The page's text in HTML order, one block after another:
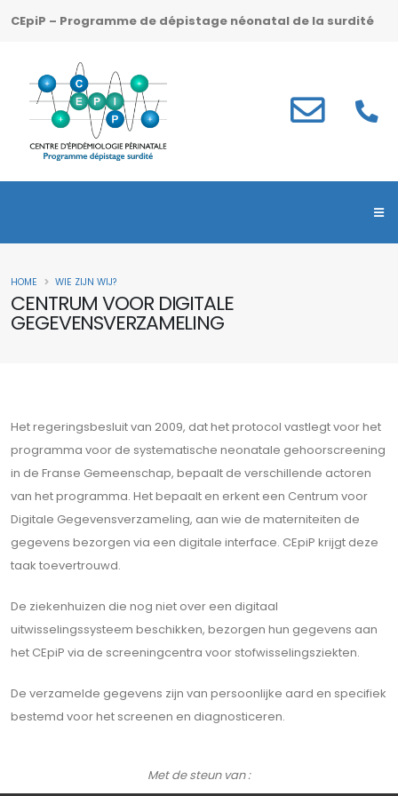
CEpiP – Programme de dépistage néonatal de la surdité
CENTRUM VOOR DIGITALE
GEGEVENSVERZAMELING
HOME WIE ZIJN WIJ?
Het regeringsbesluit van 2009, dat het protocol vastlegt voor het
programma voor de systematische neonatale gehoorscreening
in de Franse Gemeenschap, bepaalt de verschillende actoren
van het programma. Het bepaalt en erkent een Centrum voor
Digitale Gegevensverzameling, aan wie de materniteiten de
gegevens bezorgen via een digitale interface. CEpiP krijgt deze
taak toevertrouwd.
De ziekenhuizen die nog niet over een digitaal
uitwisselingssysteem beschikken, bezorgen hun gegevens aan
het CEpiP via de screeningcentra voor stofwisselingsziekten.
De verzamelde gegevens zijn van persoonlijke aard en specifiek
bestemd voor het screenen en diagnosticeren.
Met de steun van :